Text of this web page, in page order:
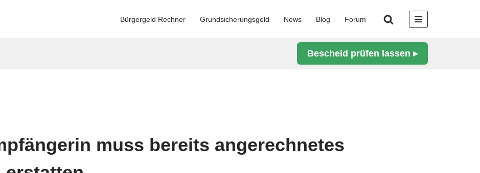
Bürgergeld Rechner Grundsicherungsgeld News Blog Forum
Bescheid prüfen lassen ▸
muss bereits angerechnetes